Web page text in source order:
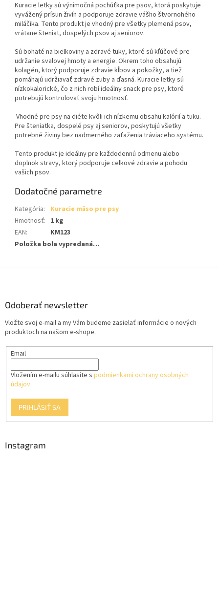
Kuracie letky sú výnimočná pochúťka pre psov, ktorá poskytuje
vyvážený prísun živín a podporuje zdravie vášho štvornohého
miláčika. Tento produkt je vhodný pre všetky plemená psov,
vrátane šteniat, dospelých psov aj seniorov.
Sú bohaté na bielkoviny a zdravé tuky, ktoré sú kľúčové pre
udržanie svalovej hmoty a energie. Okrem toho obsahujú
kolagén, ktorý podporuje zdravie kĺbov a pokožky, a tiež
pomáhajú udržiavať zdravé zuby a ďasná. Kuracie letky sú
nízkokalorické, čo z nich robí ideálny snack pre psy, ktoré
potrebujú kontrolovať svoju hmotnosť.
Vhodné pre psy na diéte kvôli ich nízkemu obsahu kalórií a tuku.
Pre šteniatka, dospelé psy aj seniorov, poskytujú všetky
potrebné živiny bez nadmerného zaťaženia tráviaceho systému.
Tento produkt je ideálny pre každodennú odmenu alebo
doplnok stravy, ktorý podporuje celkové zdravie a pohodu
vašich psov.
Dodatočné parametre
Kategória:
Kuracie mäso pre psy
Hmotnosť: 1 kg
EAN:
KM123
Položka bola vypredaná…
Odoberať newsletter
Vložte svoj e-mail a my Vám budeme zasielať informácie o nových
produktoch na našom e-shope.
Email
Vložením e-mailu súhlasíte s podmienkami ochrany osobných
údajov
PRIHLÁSIŤ SA
Instagram